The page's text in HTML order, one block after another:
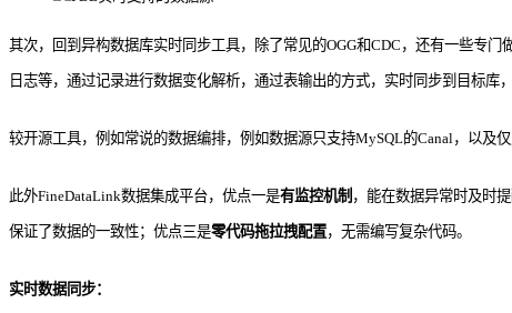
其次，回到异构数据库实时同步工具，除了常见的OGG和CDC，还有一些专门
日志等，通过记录进行数据变化解析，通过表输出的方式，实时同步到目标库
较开源工具，例如常说的数据编排，例如数据源只支持MySQL的Canal，以及
此外FineDataLink数据集成平台，优点一是有监控机制 ，能在数据异常时及时
保证了数据的一致性；优点三是零代码拖拉拽配置，无需编写复杂代码。
实时数据同步：